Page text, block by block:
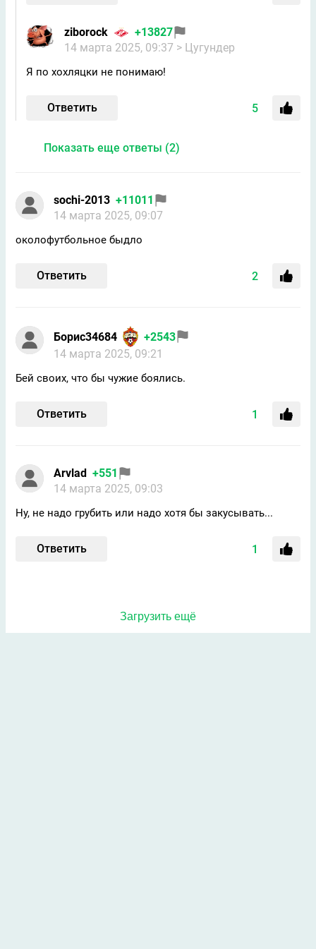
ziborock
+13827
14 марта 2025, 09:37 > Цугундeр
Я по хохляцки не понимаю!
Ответить 5
Показать еще ответы (2)
sochi-2013 +11011
14 марта 2025, 09:07
околофутбольное быдло
Ответить 2
Борис34684
+2543
14 марта 2025, 09:21
Бей своих, что бы чужие боялись.
Ответить 1
Arvlad +551
14 марта 2025, 09:03
Ну, не надо грубить или надо хотя бы закусывать...
Ответить 1
Загрузить ещё